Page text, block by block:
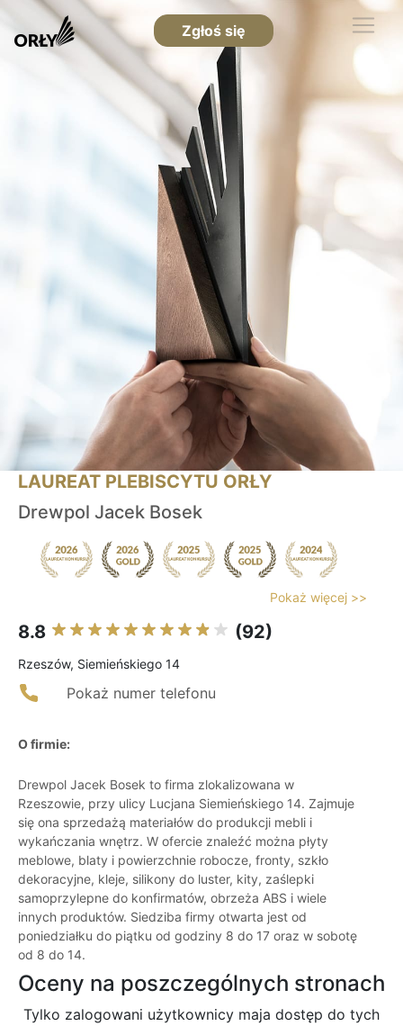
Zgłoś się
LAUREAT PLEBISCYTU ORŁY
Drewpol Jacek Bosek
Pokaż więcej >>
8.8 (92)
Rzeszów, Siemieńskiego 14
Pokaż numer telefonu
O firmie:
Drewpol Jacek Bosek to firma zlokalizowana w
Rzeszowie, przy ulicy Lucjana Siemieńskiego 14. Zajmuje
się ona sprzedażą materiałów do produkcji mebli i
wykańczania wnętrz. W ofercie znaleźć można płyty
meblowe, blaty i powierzchnie robocze, fronty, szkło
dekoracyjne, kleje, silikony do luster, kity, zaślepki
samoprzylepne do konfirmatów, obrzeża ABS i wiele
innych produktów. Siedziba firmy otwarta jest od
poniedziałku do piątku od godziny 8 do 17 oraz w sobotę
od 8 do 14.
Oceny na poszczególnych stronach
Tylko zalogowani użytkownicy maja dostęp do tych